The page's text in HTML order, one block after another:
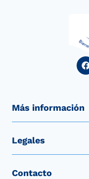
Más información
Legales
Contacto